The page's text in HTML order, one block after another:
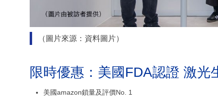
（圖片來源：資料圖片）
限時優惠：美國FDA認證 激光
美國amazon鎖量及評價No. 1